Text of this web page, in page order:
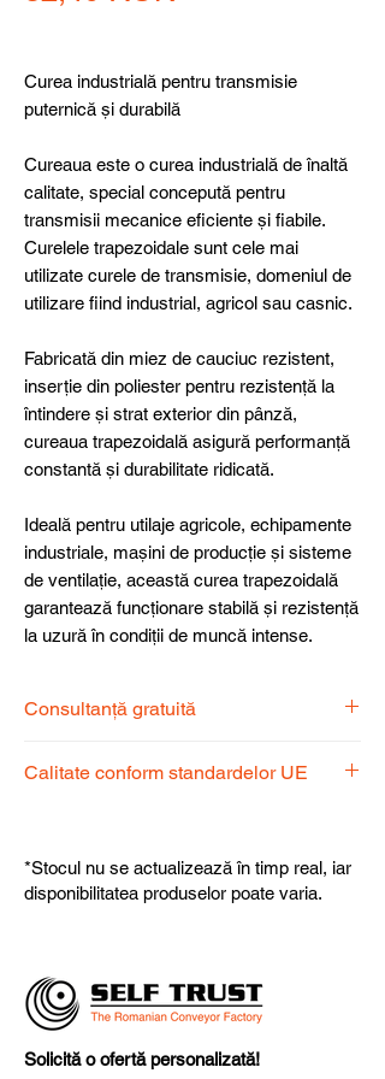
Curea industrială pentru transmisie
puternică și durabilă
Cureaua este o curea industrială de înaltă
calitate, special concepută pentru
transmisii mecanice eficiente și fiabile.
Curelele trapezoidale sunt cele mai
utilizate curele de transmisie, domeniul de
utilizare fiind industrial, agricol sau casnic.
Fabricată din miez de cauciuc rezistent,
inserție din poliester pentru rezistență la
întindere și strat exterior din pânză,
cureaua trapezoidală asigură performanță
constantă și durabilitate ridicată.
Ideală pentru utilaje agricole, echipamente
industriale, mașini de producție și sisteme
de ventilație, această curea trapezoidală
garantează funcționare stabilă și rezistență
la uzură în condiții de muncă intense.
Consultanță gratuită
dispoziție pentru a alege produsul
Calitate conform standardelor UE
fiabilitate și performanță superioară.
*Stocul nu se actualizează în timp real, iar
disponibilitatea produselor poate varia.
Solicită o ofertă personalizată!